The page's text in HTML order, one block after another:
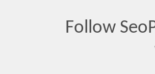
Follow